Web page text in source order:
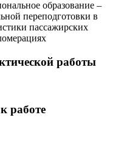
образование –
переподготовки в
пассажирских
работы
работе